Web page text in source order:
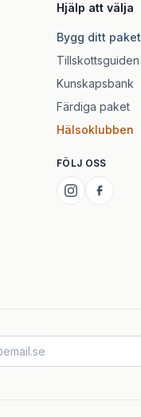
Hjälp att välja
Bygg ditt paket
Tillskottsguiden
Kunskapsbank
Färdiga paket
Hälsoklubben
FÖLJ OSS